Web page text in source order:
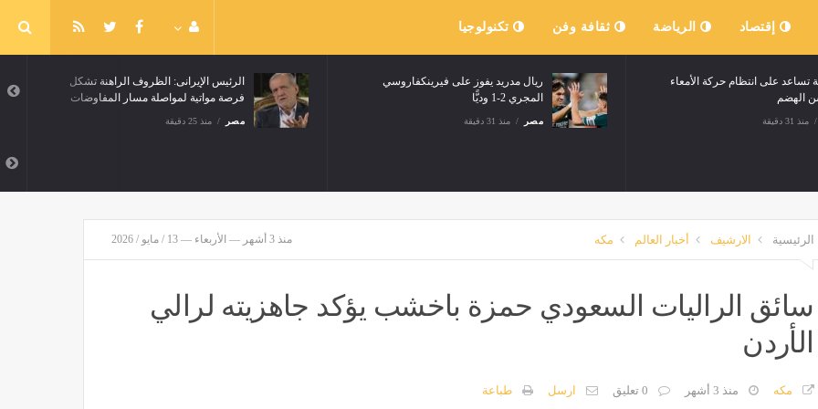
إقتصاد الرياضة ثقافة وفن تكنولوجيا
الرئيس الإيرانى: الظروف الراهنة تشكل
فرصة مواتية لمواصلة مسار المفاوضات
مصر منذ 25 دقيقة
ريال مدريد يفوز على فيرينكفاروسي
المجري 2-1 وديًّا
مصر منذ 31 دقيقة
تساعد على انتظام حركة الأمعاء
الهضم
منذ 31 دقيقة
الرئيسية الارشيف أخبار العالم مكه منذ 3 أشهر — الأربعاء — 13 / مايو / 2026
سائق الراليات السعودي حمزة باخشب يؤكد جاهزيته لرالي
الأردن
مكه منذ 3 أشهر 0 تعليق ارسل طباعة